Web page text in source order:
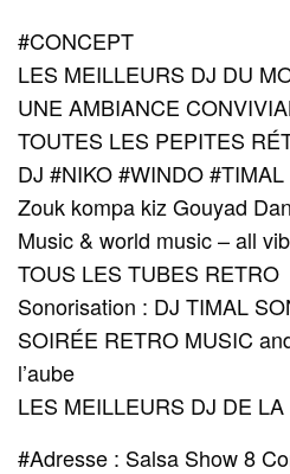
#CONCEPT
LES MEILLEURS DJ DU
UNE AMBIANCE
TOUTES LES PEPITES
DJ #NIKO #WINDO #TIMAL
Zouk kompa kiz Gouyad
Music & world music – all
TOUS LES TUBES RETRO
Sonorisation : DJ TIMAL
SOIRÉE RETRO MUSIC
l’aube
LES MEILLEURS DJ DE LA
#Adresse : Salsa Show 8